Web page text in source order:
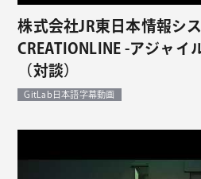
株式会社JR東日本情報シ
CREATIONLINE -アジャイ
（対談）
GitLab日本語字幕動画